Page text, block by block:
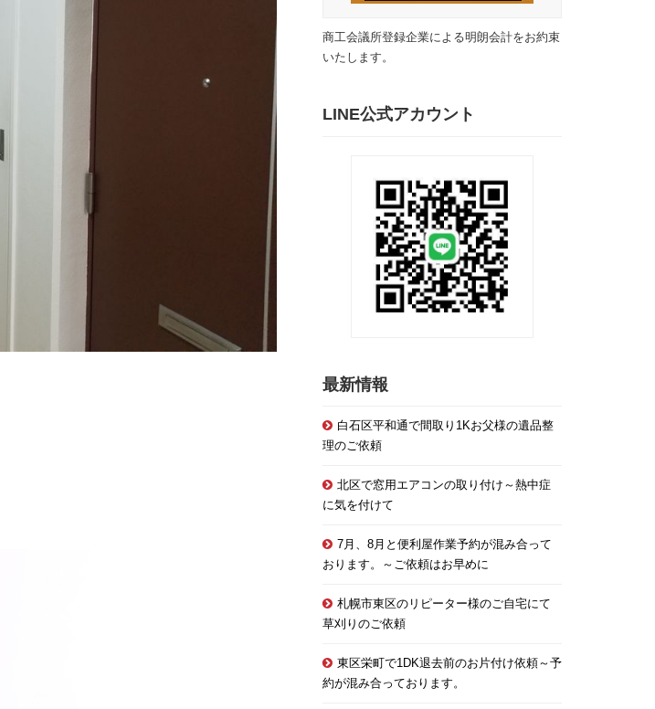
商工会議所登録企業による明朗会計をお約束
いたします。
LINE公式アカウント
最新情報
白石区平和通で間取り1Kお父様の遺品整
理のご依頼
北区で窓用エアコンの取り付け～熱中症
に気を付けて
7月、8月と便利屋作業予約が混み合って
おります。～ご依頼はお早めに
札幌市東区のリピーター様のご自宅にて
草刈りのご依頼
東区栄町で1DK退去前のお片付け依頼～予
約が混み合っております。